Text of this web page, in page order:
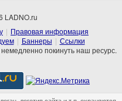
Правовая информация
Баннеры
Ссылки
покинуть наш ресурс.